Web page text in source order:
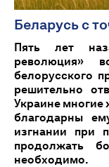
Беларусь с
Пять лет
революция»
белорусского
решительно
Украине многие
благодарны
изгнании при
продолжать
необходимо.